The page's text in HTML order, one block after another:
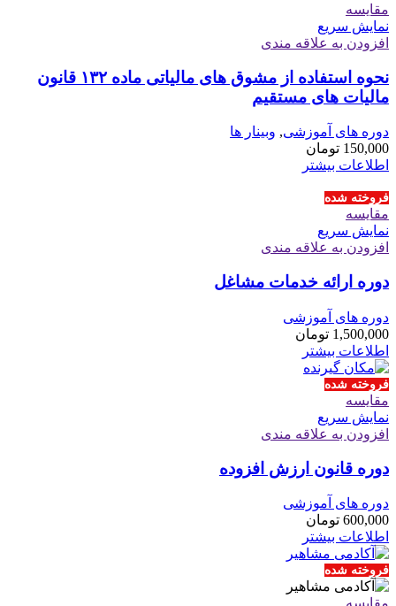
مقايسه
نمایش سریع
افزودن به علاقه مندی
نحوه استفاده از مشوق های مالیاتی ماده ۱۳۲ قانون
مالیات های مستقیم
دوره های آموزشی, وبینار ها
150,000 تومان
اطلاعات بیشتر
فروخته شده
مقايسه
نمایش سریع
افزودن به علاقه مندی
دوره ارائه خدمات مشاغل
دوره های آموزشی
1,500,000 تومان
اطلاعات بیشتر
فروخته شده
مقايسه
نمایش سریع
افزودن به علاقه مندی
دوره قانون ارزش افزوده
دوره های آموزشی
600,000 تومان
اطلاعات بیشتر
فروخته شده